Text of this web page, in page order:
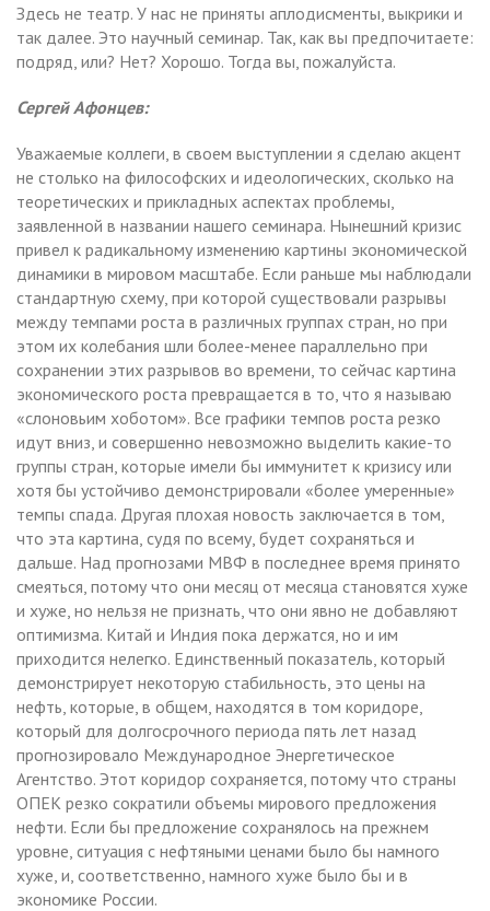
Здесь не театр. У нас не приняты аплодисменты, выкрики и
так далее. Это научный семинар. Так, как вы предпочитаете:
подряд, или? Нет? Хорошо. Тогда вы, пожалуйста.
Сергей Афонцев:
Уважаемые коллеги, в своем выступлении я сделаю акцент
не столько на философских и идеологических, сколько на
теоретических и прикладных аспектах проблемы,
заявленной в названии нашего семинара. Нынешний кризис
привел к радикальному изменению картины экономической
динамики в мировом масштабе. Если раньше мы наблюдали
стандартную схему, при которой существовали разрывы
между темпами роста в различных группах стран, но при
этом их колебания шли более-менее параллельно при
сохранении этих разрывов во времени, то сейчас картина
экономического роста превращается в то, что я называю
«слоновьим хоботом». Все графики темпов роста резко
идут вниз, и совершенно невозможно выделить какие-то
группы стран, которые имели бы иммунитет к кризису или
хотя бы устойчиво демонстрировали «более умеренные»
темпы спада. Другая плохая новость заключается в том,
что эта картина, судя по всему, будет сохраняться и
дальше. Над прогнозами МВФ в последнее время принято
смеяться, потому что они месяц от месяца становятся хуже
и хуже, но нельзя не признать, что они явно не добавляют
оптимизма. Китай и Индия пока держатся, но и им
приходится нелегко. Единственный показатель, который
демонстрирует некоторую стабильность, это цены на
нефть, которые, в общем, находятся в том коридоре,
который для долгосрочного периода пять лет назад
прогнозировало Международное Энергетическое
Агентство. Этот коридор сохраняется, потому что страны
ОПЕК резко сократили объемы мирового предложения
нефти. Если бы предложение сохранялось на прежнем
уровне, ситуация с нефтяными ценами было бы намного
хуже, и, соответственно, намного хуже было бы и в
экономике России.